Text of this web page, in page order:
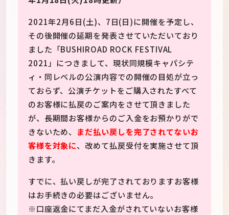
2021年2月6日(土)、7日(日)に開催を予定し、
その後開催の延期を発表させていただいており
ました「BUSHIROAD ROCK FESTIVAL
2021」につきまして、現状同規模キャパシテ
ィ・同レベルの公演内容での開催の目処が立っ
ておらず、公演チケットをご購入されたすべて
のお客様に払戻のご案内をさせて頂きました
が、長期間お客様からのご入金をお預かりがで
きないため、 まだ払い戻しを完了されてないお
客様を対象に、改めて払戻受付を実施させて頂
きます。
すでに、払い戻しが完了されておりますお客様
はお手続きの必要はございません。
※口座返金にてまだ入金がされていないお客様